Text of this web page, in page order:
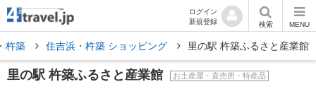
ログイン
新規登録
検索 MENU
杵築 住吉浜・杵築 ショッピング 里の駅 杵築ふるさと産業館
里の駅 杵築ふるさと産業館 お土産屋・直売所・特産品